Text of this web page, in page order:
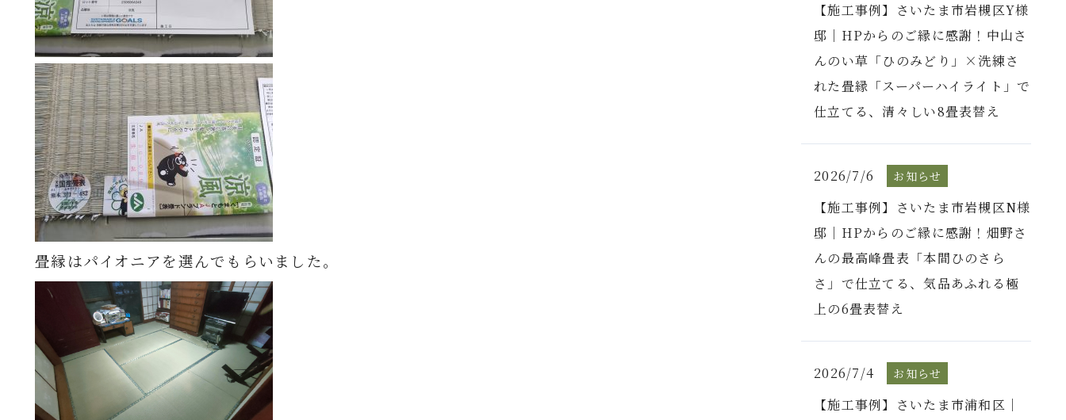
畳縁はパイオニアを選んでもらいました。
【施工事例】さいたま市岩槻区Y様
邸｜HPからのご縁に感謝！中山さ
んのい草「ひのみどり」×洗練さ
れた畳縁「スーパーハイライト」で
仕立てる、清々しい8畳表替え
2026/7/6 お知らせ
【施工事例】さいたま市岩槻区N様
邸｜HPからのご縁に感謝！畑野さ
んの最高峰畳表「本間ひのさら
さ」で仕立てる、気品あふれる極
上の6畳表替え
2026/7/4 お知らせ
【施工事例】さいたま市浦和区｜